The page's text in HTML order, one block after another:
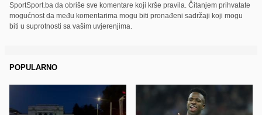
SportSport.ba da obriše sve komentare koji krše pravila. Čitanjem prihvatate
mogućnost da među komentarima mogu biti pronađeni sadržaji koji mogu
biti u suprotnosti sa vašim uvjerenjima.
POPULARNO